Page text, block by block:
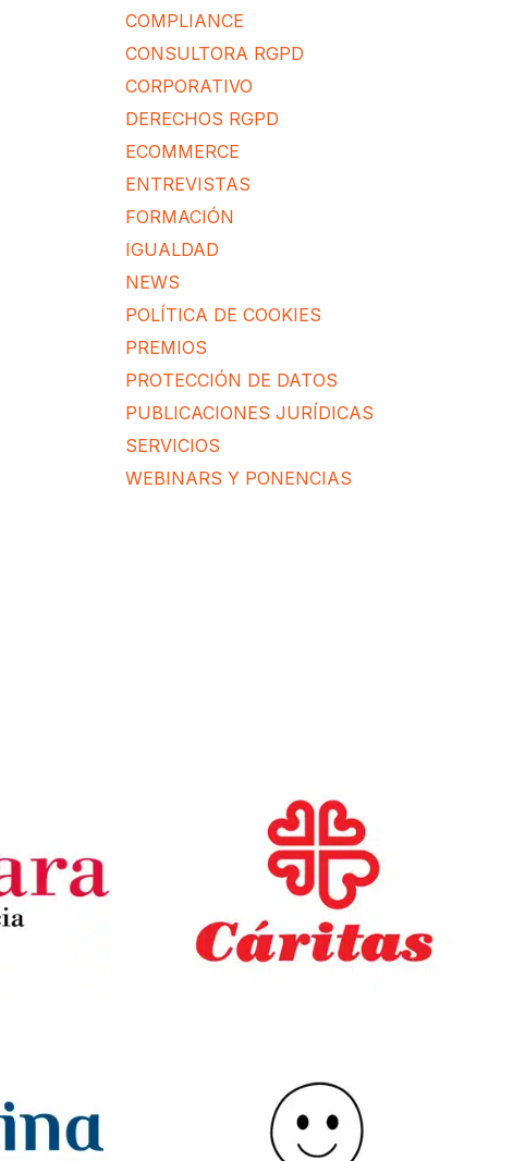
COMPLIANCE
CONSULTORA RGPD
CORPORATIVO
DERECHOS RGPD
ECOMMERCE
ENTREVISTAS
FORMACIÓN
IGUALDAD
NEWS
POLÍTICA DE COOKIES
PREMIOS
PROTECCIÓN DE DATOS
PUBLICACIONES JURÍDICAS
SERVICIOS
WEBINARS Y PONENCIAS